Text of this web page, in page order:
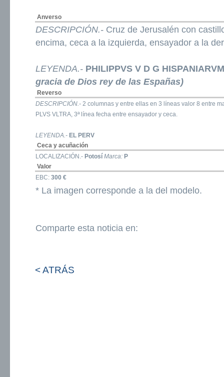
Anverso
DESCRIPCIÓN.- Cruz de Jerusalén con
encima, ceca a la izquierda, ensayador a la
LEYENDA.- PHILIPPVS V D G
gracia de Dios rey de las Españas)
Reverso
DESCRIPCIÓN.- 2 columnas y entre ellas en 3 líneas valor 8 entre
PLVS VLTRA, 3ª línea fecha entre ensayador y ceca.
LEYENDA.- EL PERV
Ceca y acuñación
LOCALIZACIÓN.- Potosí Marca: P
Valor
EBC: 300 €
* La imagen corresponde a la del modelo.
Comparte esta noticia en:
< ATRÁS